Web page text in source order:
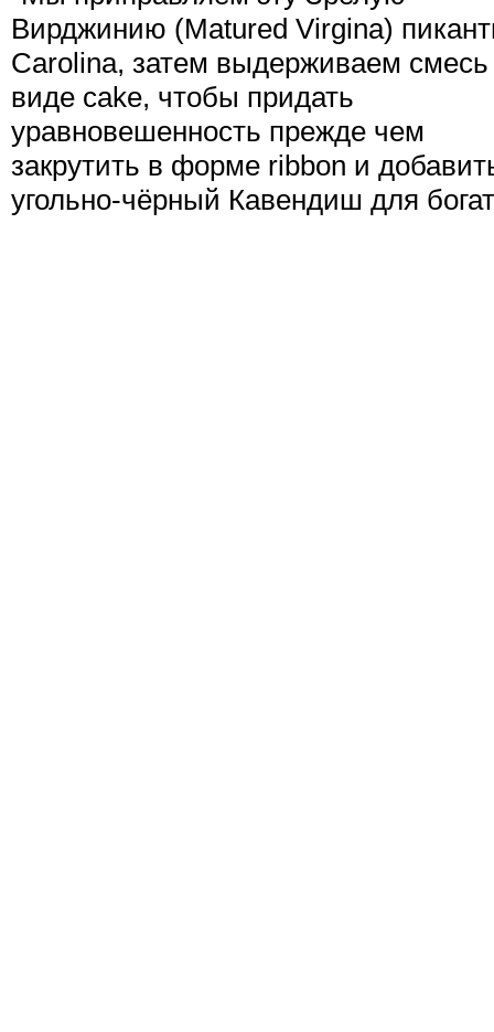
Вирджинию (Matured Virgina)
Carolina, затем выдерживаем смесь
виде cake, чтобы придать
уравновешенность прежде чем
закрутить в форме ribbon и
угольно-чёрный Кавендиш для